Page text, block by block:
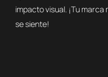
impacto visual. ¡Tu
se siente!